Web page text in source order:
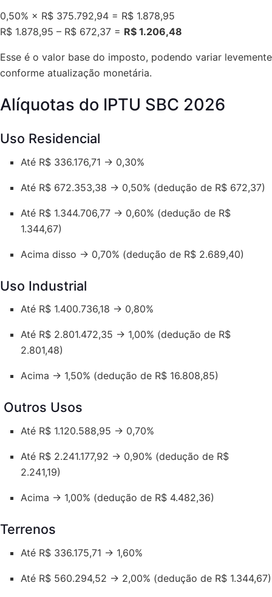
0,50% × R$ 375.792,94 = R$ 1.878,95
R$ 1.878,95 – R$ 672,37 = R$ 1.206,48
Esse é o valor base do imposto, podendo variar levemente
conforme atualização monetária.
Alíquotas do IPTU SBC 2026
Uso Residencial
Até R$ 336.176,71 → 0,30%
Até R$ 672.353,38 → 0,50% (dedução de R$ 672,37)
Até R$ 1.344.706,77 → 0,60% (dedução de R$
1.344,67)
Acima disso → 0,70% (dedução de R$ 2.689,40)
Uso Industrial
Até R$ 1.400.736,18 → 0,80%
Até R$ 2.801.472,35 → 1,00% (dedução de R$
2.801,48)
Acima → 1,50% (dedução de R$ 16.808,85)
Outros Usos
Até R$ 1.120.588,95 → 0,70%
Até R$ 2.241.177,92 → 0,90% (dedução de R$
2.241,19)
Acima → 1,00% (dedução de R$ 4.482,36)
Terrenos
Até R$ 336.175,71 → 1,60%
Até R$ 560.294,52 → 2,00% (dedução de R$ 1.344,67)